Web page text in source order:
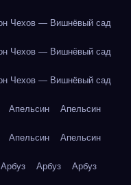
Чехов — Вишнёвый сад
Чехов — Вишнёвый сад
Чехов — Вишнёвый сад
Апельсин Апельсин
Апельсин Апельсин
Арбуз Арбуз Арбуз